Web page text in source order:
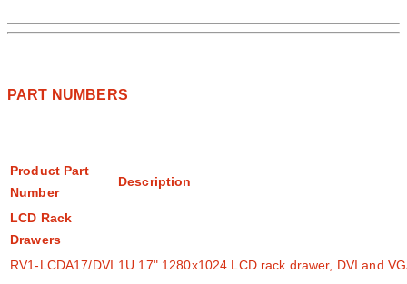
PART NUMBERS
Product Part
Number
Description
LCD Rack
Drawers
RV1-LCDA17/DVI 1U 17" 1280x1024 LCD rack drawer, DVI and